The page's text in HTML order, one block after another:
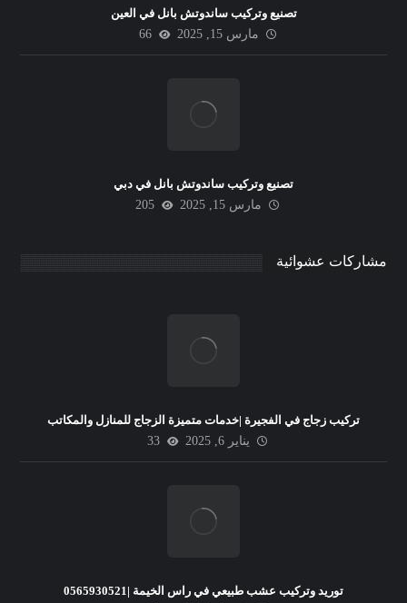
تصنيع وتركيب ساندوتش بانل في العين
مارس 15, 2025
66
تصنيع وتركيب ساندوتش بانل في دبي
مارس 15, 2025
205
مشاركات عشوائية
تركيب زجاج في الفجيرة |خدمات متميزة الزجاج للمنازل والمكاتب
يناير 6, 2025
33
توريد وتركيب عشب طبيعي في راس الخيمة |0565930521